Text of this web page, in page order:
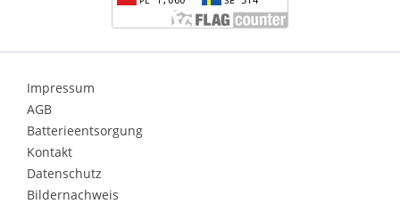
Impressum
AGB
Batterieentsorgung
Kontakt
Datenschutz
Bildernachweis